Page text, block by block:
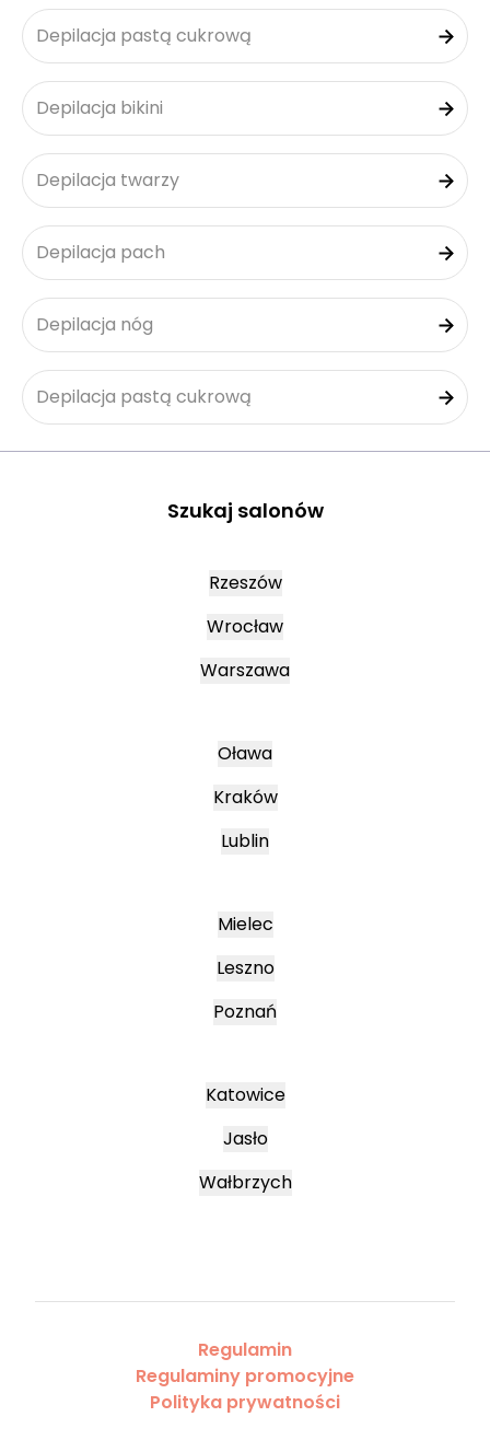
Depilacja pastą cukrową
Depilacja bikini
Depilacja twarzy
Depilacja pach
Depilacja nóg
Depilacja pastą cukrową
Szukaj salonów
Rzeszów
Wrocław
Warszawa
Oława
Kraków
Lublin
Mielec
Leszno
Poznań
Katowice
Jasło
Wałbrzych
Regulamin
Regulaminy promocyjne
Polityka prywatności